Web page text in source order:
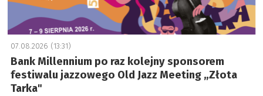
07.08.2026 (13:31)
Bank Millennium po raz kolejny sponsorem
festiwalu jazzowego Old Jazz Meeting „Złota
Tarka"